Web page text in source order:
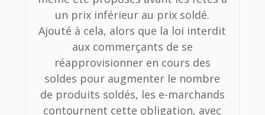
un prix inférieur au prix soldé.
Ajouté à cela, alors que la loi interdit
aux commerçants de se
réapprovisionner en cours des
soldes pour augmenter le nombre
de produits soldés, les e-marchands
contournent cette obligation, avec